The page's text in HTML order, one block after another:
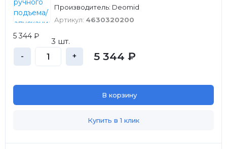
Производитель: Deomid
Артикул: 4630320200
5 344 ₽
3 шт.
- + 5 344 ₽
В корзину
Купить в 1 клик